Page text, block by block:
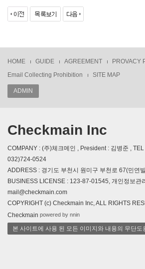
HOME GUIDE AGREEMENT
PROVACY
Email Collecting Prohibition
SITE MAP
ADMIN
Checkmain Inc
COMPANY : (주)체크메인 , President : 김병준 ,
032)724-0524
ADDRESS : 경기도 부천시 원미구 부천로 67(민연
BUSINESS LICENSE : 123-87-01545, 개인정보관
mail@checkmain.com
COPYRIGHT (c) Checkmain Inc, ALL RIGHTS
Checkmain powered by nnin
본 사이트에 사용 된 모든 이미지와 내용의 무단도